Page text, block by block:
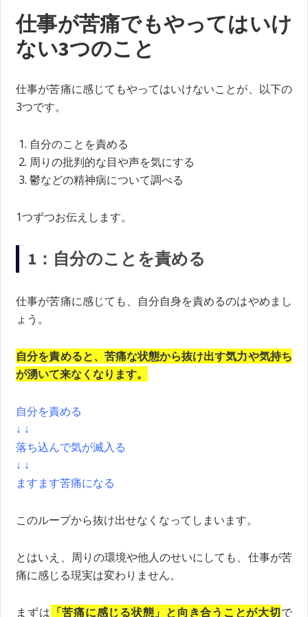
仕事が苦痛でもやってはいけ
ない3つのこと
仕事が苦痛に感じてもやってはいけないことが、以下の
3つです。
自分のことを責める
周りの批判的な目や声を気にする
鬱などの精神病について調べる
1つずつお伝えします。
1：自分のことを責める
仕事が苦痛に感じても、自分自身を責めるのはやめまし
ょう。
自分を責めると、苦痛な状態から抜け出す気力や気持ち
が湧いて来なくなります。
自分を責める
↓ ↓
落ち込んで気が滅入る
↓ ↓
ますます苦痛になる
このループから抜け出せなくなってしまいます。
とはいえ、周りの環境や他人のせいにしても、仕事が苦
痛に感じる現実は変わりません。
まずは 「苦痛に感じる状態」と向き合うことが大切で